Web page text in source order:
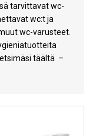
tarvittavat wc-
wc:t ja
wc-varusteet.
täältä –